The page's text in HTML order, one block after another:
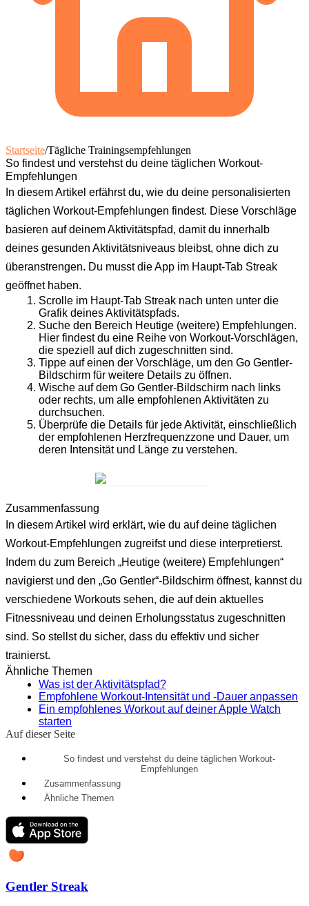
Startseite/Tägliche Trainingsempfehlungen
So findest und verstehst du deine täglichen Workout-
Empfehlungen
In diesem Artikel erfährst du, wie du deine personalisierten
täglichen Workout-Empfehlungen findest. Diese Vorschläge
basieren auf deinem Aktivitätspfad, damit du innerhalb
deines gesunden Aktivitätsniveaus bleibst, ohne dich zu
überanstrengen. Du musst die App im Haupt-Tab Streak
geöffnet haben.
Scrolle im Haupt-Tab Streak nach unten unter die
Grafik deines Aktivitätspfads.
Suche den Bereich Heutige (weitere) Empfehlungen.
Hier findest du eine Reihe von Workout-Vorschlägen,
die speziell auf dich zugeschnitten sind.
Tippe auf einen der Vorschläge, um den Go Gentler-
Bildschirm für weitere Details zu öffnen.
Wische auf dem Go Gentler-Bildschirm nach links
oder rechts, um alle empfohlenen Aktivitäten zu
durchsuchen.
Überprüfe die Details für jede Aktivität, einschließlich
der empfohlenen Herzfrequenzzone und Dauer, um
deren Intensität und Länge zu verstehen.
Zusammenfassung
In diesem Artikel wird erklärt, wie du auf deine täglichen
Workout-Empfehlungen zugreifst und diese interpretierst.
Indem du zum Bereich „Heutige (weitere) Empfehlungen“
navigierst und den „Go Gentler“-Bildschirm öffnest, kannst du
verschiedene Workouts sehen, die auf dein aktuelles
Fitnessniveau und deinen Erholungsstatus zugeschnitten
sind. So stellst du sicher, dass du effektiv und sicher
trainierst.
Ähnliche Themen
Was ist der Aktivitätspfad?
Empfohlene Workout-Intensität und -Dauer anpassen
Ein empfohlenes Workout auf deiner Apple Watch
starten
Auf dieser Seite
So findest und verstehst du deine täglichen Workout-
Empfehlungen
Zusammenfassung
Ähnliche Themen
Gentler Streak